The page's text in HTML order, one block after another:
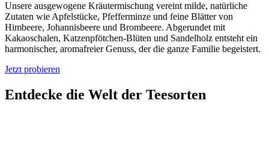
Unsere ausgewogene Kräutermischung vereint milde, natürliche
Zutaten wie Apfelstücke, Pfefferminze und feine Blätter von
Himbeere, Johannisbeere und Brombeere. Abgerundet mit
Kakaoschalen, Katzenpfötchen-Blüten und Sandelholz entsteht ein
harmonischer, aromafreier Genuss, der die ganze Familie begeistert.
Jetzt probieren
Entdecke die Welt der Teesorten